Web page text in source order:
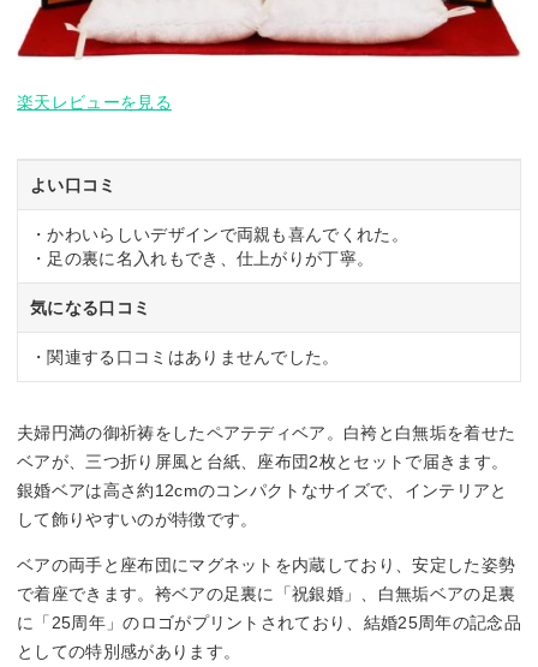
楽天レビューを見る
よい口コミ
・かわいらしいデザインで両親も喜んでくれた。
・足の裏に名入れもでき、仕上がりが丁寧。
気になる口コミ
・関連する口コミはありませんでした。
夫婦円満の御祈祷をしたペアテディベア。白袴と白無垢を着せた
ベアが、三つ折り屏風と台紙、座布団2枚とセットで届きます。
銀婚ベアは高さ約12cmのコンパクトなサイズで、インテリアと
して飾りやすいのが特徴です。
ベアの両手と座布団にマグネットを内蔵しており、安定した姿勢
で着座できます。袴ベアの足裏に「祝銀婚」、白無垢ベアの足裏
に「25周年」のロゴがプリントされており、結婚25周年の記念品
としての特別感があります。